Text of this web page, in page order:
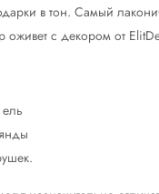
в тон. Самый
оживет с декором от